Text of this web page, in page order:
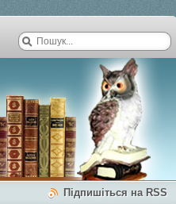
Підпишіться на RSS